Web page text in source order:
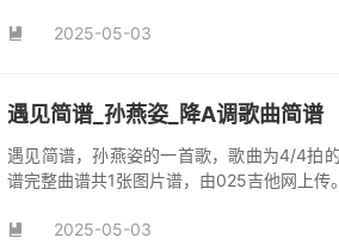
 2025-05-03
遇见简谱_孙燕姿_降A调歌曲简谱
遇见简谱，孙燕姿的一首歌，歌曲为4/4拍
谱完整曲谱共1张图片谱，由025吉他网上传
 2025-05-03